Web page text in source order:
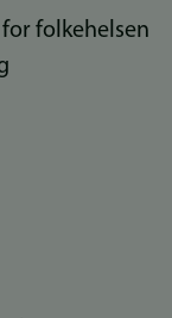
folkehelsen